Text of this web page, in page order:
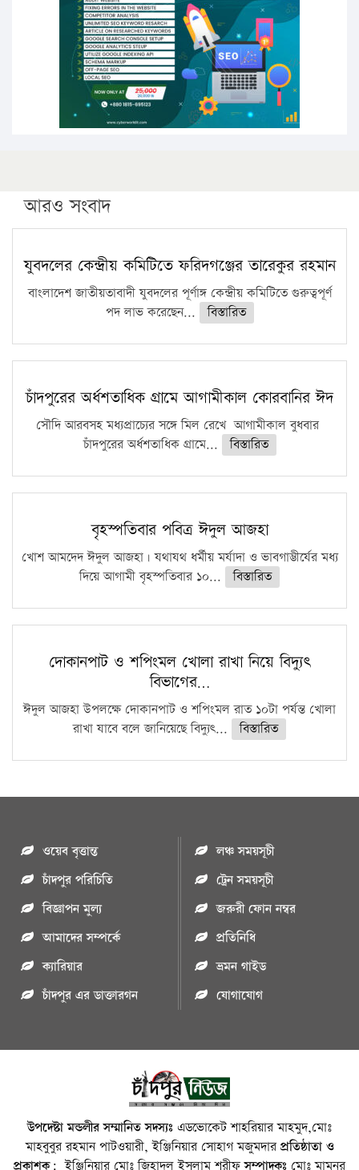
সারা দেশে বজ্রাঘাতে ১৪ জনের প্রাণহানি
কঠোর হচ্ছে এসএসসি ও এইচএসসি পরীক্ষা
ফরিদগঞ্জে আগুনে পুড়লো ৬ ব্যবসা প্রতিষ্ঠান
আরও সংবাদ
যুবদলের কেন্দ্রীয় কমিটিতে ফরিদগঞ্জের তারেকুর রহমান
বাংলাদেশ জাতীয়তাবাদী যুবদলের পূর্ণাঙ্গ কেন্দ্রীয় কমিটিতে গুরুত্বপূর্ণ
পদ লাভ করেছেন...
বিস্তারিত
চাঁদপুরের অর্ধশতাধিক গ্রামে আগামীকাল কোরবানির ঈদ
সৌদি আরবসহ মধ্যপ্রাচ্যের সঙ্গে মিল রেখে আগামীকাল বুধবার
চাঁদপুরের অর্ধশতাধিক গ্রামে...
বিস্তারিত
বৃহস্পতিবার পবিত্র ঈদুল আজহা
খোশ আমদেদ ঈদুল আজহা। যথাযথ ধর্মীয় মর্যাদা ও ভাবগাম্ভীর্যের মধ্য
দিয়ে আগামী বৃহস্পতিবার ১০...
বিস্তারিত
দোকানপাট ও শপিংমল খোলা রাখা নিয়ে বিদ্যুৎ
বিভাগের…
ঈদুল আজহা উপলক্ষে দোকানপাট ও শপিংমল রাত ১০টা পর্যন্ত খোলা
রাখা যাবে বলে জানিয়েছে বিদ্যুৎ...
বিস্তারিত
ওয়েব বৃত্তান্ত
চাঁদপুর পরিচিতি
বিজ্ঞাপন মুল্য
আমাদের সম্পর্কে
ক্যারিয়ার
চাঁদপুর এর ডাক্তারগন
লঞ্চ সময়সূচী
ট্রেন সময়সূচী
জরুরী ফোন নম্বর
প্রতিনিধি
ভ্রমন গাইড
যোগাযোগ
উপদেষ্টা মন্ডলীর সম্মানিত সদস্যঃ এডভোকেট শাহরিয়ার মাহমুদ,মোঃ
মাহবুবুর রহমান পাটওয়ারী, ইঞ্জিনিয়ার সোহাগ মজুমদারপ্রতিষ্ঠাতা ও
প্রকাশক: ইঞ্জিনিয়ার মোঃ জিহাদুল ইসলাম শরীফসম্পাদকঃ মোঃ মামুনুর